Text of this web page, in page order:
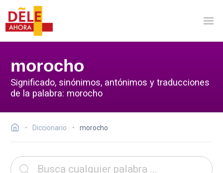
morocho
Significado, sinónimos, antónimos y traducciones
de la palabra: morocho
Diccionario morocho